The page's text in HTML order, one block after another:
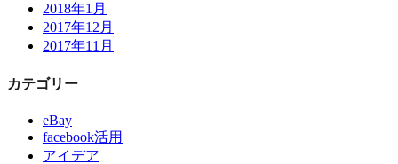
2018年1月
2017年12月
2017年11月
カテゴリー
eBay
facebook活用
アイデア